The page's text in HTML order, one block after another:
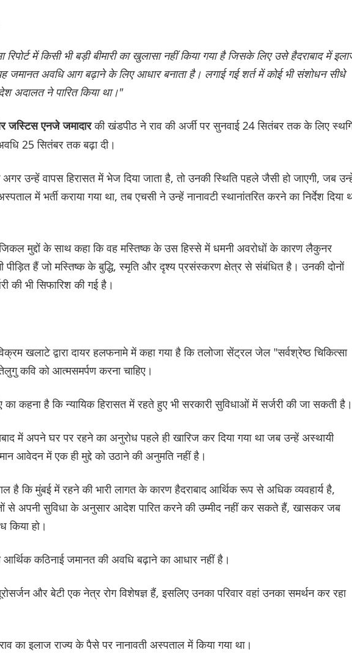
रिपोर्ट में किसी भी बड़ी बीमारी का खुलासा नहीं किया गया है जिसके लिए उसे हैदराबाद में
अवधि आग बढ़ाने के लिए आधार बनाता है। लगाई गई शर्त में कोई भी संशोधन सीधे
अदालत ने पारित किया था।"
जस्टिस एनजे जमादारकी खंडपीठ ने राव की अर्जी पर सुनवाई 24 सितंबर तक के लिए
25 सितंबर तक बढ़ा दी।
उन्हें वापस हिरासत में भेज दिया जाता है, तो उनकी स्थिति पहले जैसी हो जाएगी, जब
में भर्ती कराया गया था, तब एचसी ने उन्हें नानावटी स्थानांतरित करने का निर्देश दिया
मुद्दों के साथ कहा कि वह मस्तिष्क के उस हिस्से में धमनी अवरोधों के कारण लैकुनर
हैं जो मस्तिष्क के बुद्धि, स्मृति और दृश्य प्रसंस्करण क्षेत्र से संबंधित है। उनकी दोनों
की भी सिफारिश की गई है।
खलाटे द्वारा दायर हलफनामे में कहा गया है कि तलोजा सेंट्रल जेल "सर्वश्रेष्ठ चिकित्सा
कवि को आत्मसमर्पण करना चाहिए।
का कहना है कि न्यायिक हिरासत में रहते हुए भी सरकारी सुविधाओं में सर्जरी की जा सकती है।
में अपने घर पर रहने का अनुरोध पहले ही खारिज कर दिया गया था जब उन्हें अस्थायी
आवेदन में एक ही मुद्दे को उठाने की अनुमति नहीं है।
है कि मुंबई में रहने की भारी लागत के कारण हैदराबाद आर्थिक रूप से अधिक व्यवहार्य है,
से अपनी सुविधा के अनुसार आदेश पारित करने की उम्मीद नहीं कर सकते हैं, खासकर जब
किया हो।
कठिनाई जमानत की अवधि बढ़ाने का आधार नहीं है।
और बेटी एक नेत्र रोग विशेषज्ञ हैं, इसलिए उनका परिवार वहां उनका समर्थन कर रहा
का इलाज राज्य के पैसे पर नानावती अस्पताल में किया गया था।